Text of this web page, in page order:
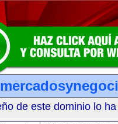
de este dominio lo